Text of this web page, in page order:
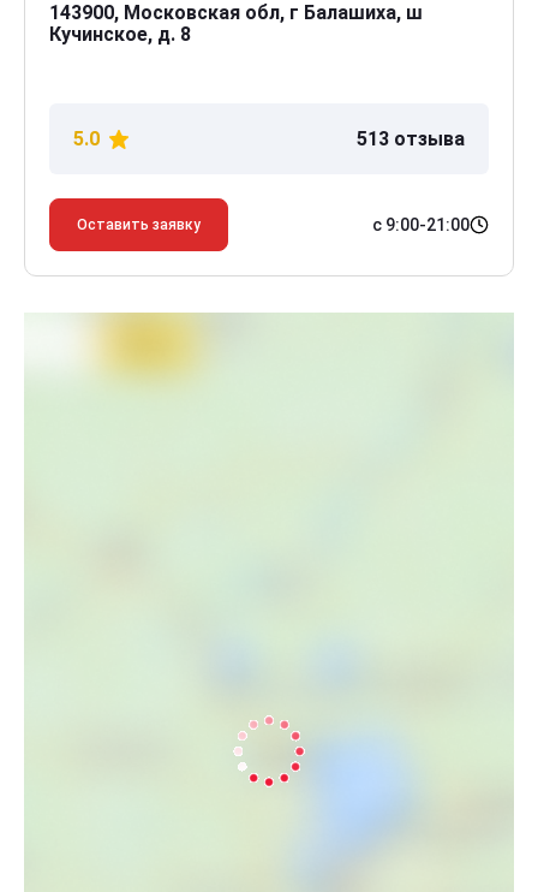
143900, Московская обл, г Балашиха, ш
Кучинское, д. 8
5.0 513 отзыва
Оставить заявку с 9:00-21:00